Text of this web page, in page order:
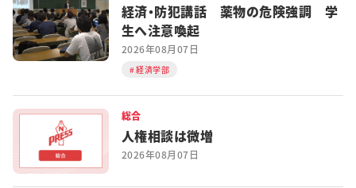
経済・防犯講話 薬物の危険強調 学
生へ注意喚起
2026年08月07日
経済学部
総合
人権相談は微増
2026年08月07日